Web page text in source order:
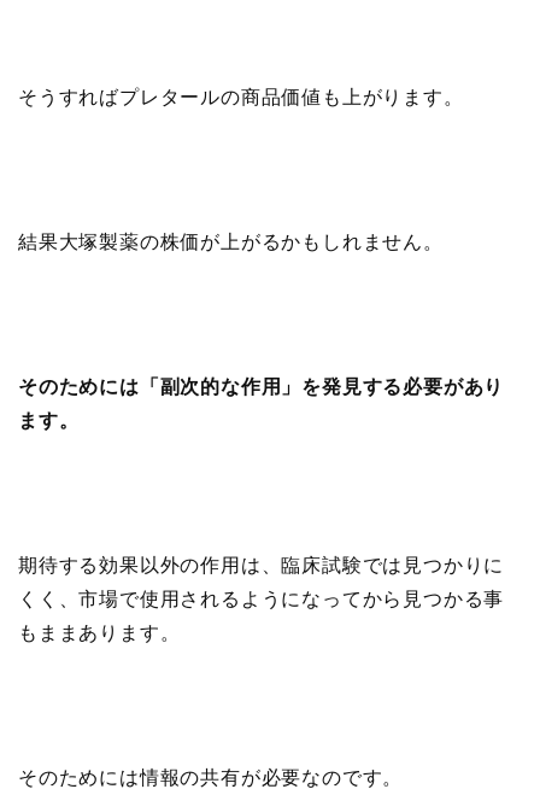
そうすればプレタールの商品価値も上がります。
結果大塚製薬の株価が上がるかもしれません。
そのためには「副次的な作用」を発見する必要があり
ます。
期待する効果以外の作用は、臨床試験では見つかりに
くく、市場で使用されるようになってから見つかる事
もままあります。
そのためには情報の共有が必要なのです。